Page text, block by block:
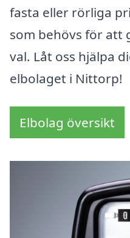
fasta eller rörliga
som behövs för
val. Låt oss hjälpa
elbolaget i Nittorp!
Elbolag översikt